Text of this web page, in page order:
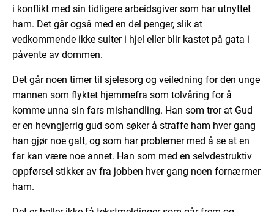
i konflikt med sin tidligere arbeidsgiver som har utnyttet
ham. Det går også med en del penger, slik at
vedkommende ikke sulter i hjel eller blir kastet på gata i
påvente av dommen.
Det går noen timer til sjelesorg og veiledning for den unge
mannen som flyktet hjemmefra som tolvåring for å
komme unna sin fars mishandling. Han som tror at Gud
er en hevngjerrig gud som søker å straffe ham hver gang
han gjør noe galt, og som har problemer med å se at en
far kan være noe annet. Han som med en selvdestruktiv
oppførsel stikker av fra jobben hver gang noen fornærmer
ham.